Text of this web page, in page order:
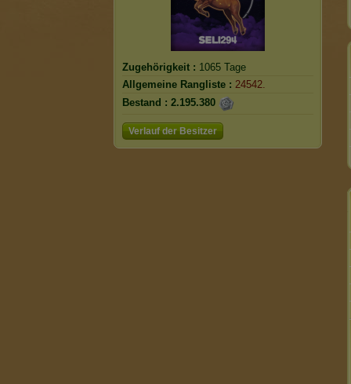
Zugehörigkeit : 1065 Tage
Allgemeine Rangliste : 24542.
Bestand : 2.195.380
Verlauf der Besitzer